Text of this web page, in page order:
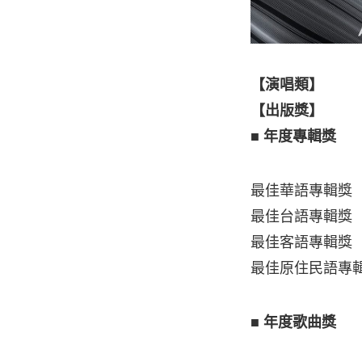
【演唱類】
【出版獎】
■ 年度專輯獎
最佳華語專輯獎
最佳台語專輯獎
最佳客語專輯獎
最佳原住民語專
■ 年度歌曲獎